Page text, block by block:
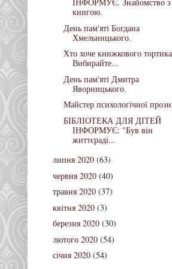
ІНФОРМУЄ. Знайомство з
книгою.
День пам'яті Богдана
Хмельницького.
Хто хоче книжкового
Вибирайте...
День пам'яті Дмитра
Яворницького.
Майстер психологічної
БІБЛІОТЕКА ДЛЯ ДІТЕЙ
ІНФОРМУЄ: "Був вiн
життєрадi...
липня 2020 (63)
червня 2020 (40)
травня 2020 (37)
квітня 2020 (3)
березня 2020 (30)
лютого 2020 (54)
січня 2020 (54)